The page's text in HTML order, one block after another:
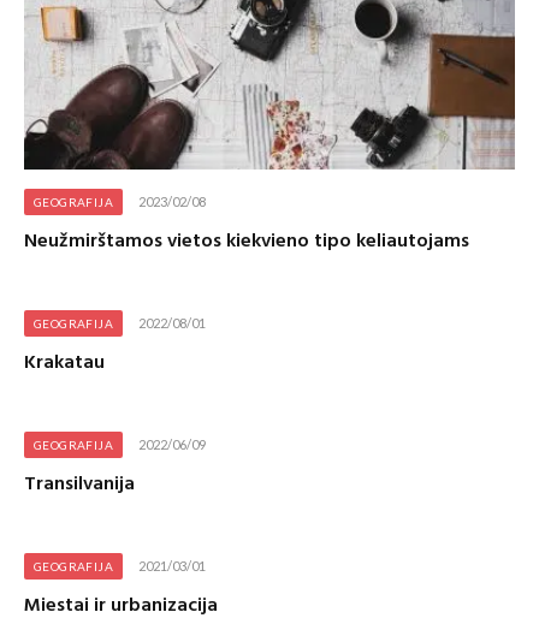
GEOGRAFIJA 2023/02/08
Neužmirštamos vietos kiekvieno tipo keliautojams
GEOGRAFIJA 2022/08/01
Krakatau
GEOGRAFIJA 2022/06/09
Transilvanija
GEOGRAFIJA 2021/03/01
Miestai ir urbanizacija